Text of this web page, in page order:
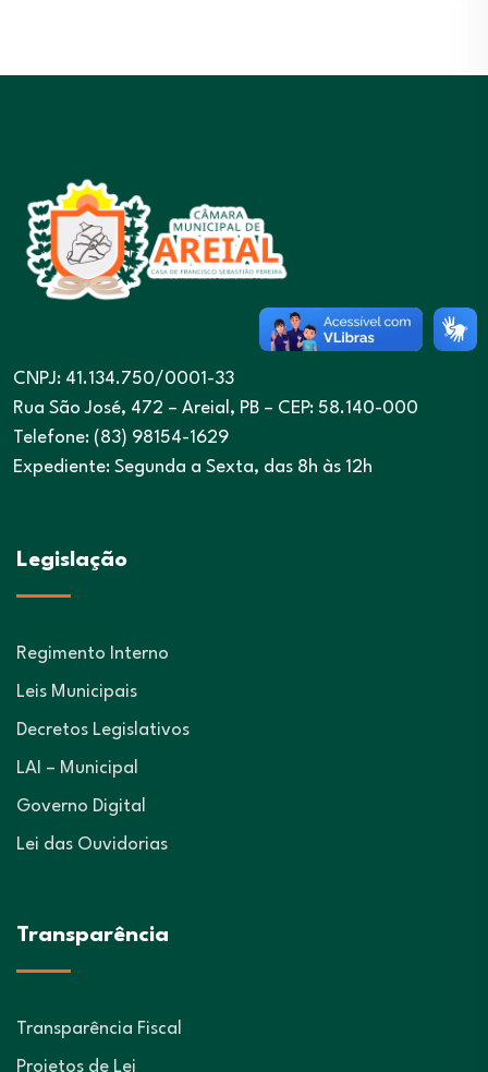
CNPJ: 41.134.750/0001-33
Rua São José, 472 – Areial, PB – CEP: 58.140-000
Telefone: (83) 98154-1629
Expediente: Segunda a Sexta, das 8h às 12h
Legislação
Regimento Interno
Leis Municipais
Decretos Legislativos
LAI – Municipal
Governo Digital
Lei das Ouvidorias
Transparência
Transparência Fiscal
Projetos de Lei